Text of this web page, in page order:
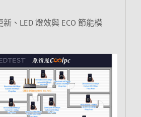
、LED 燈效與 ECO 節能模